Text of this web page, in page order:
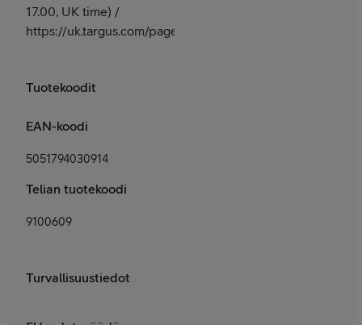
17.00, UK time) /
https://uk.targus.com/pages/support
Tuotekoodit
EAN-koodi
5051794030914
Telian tuotekoodi
9100609
Turvallisuustiedot